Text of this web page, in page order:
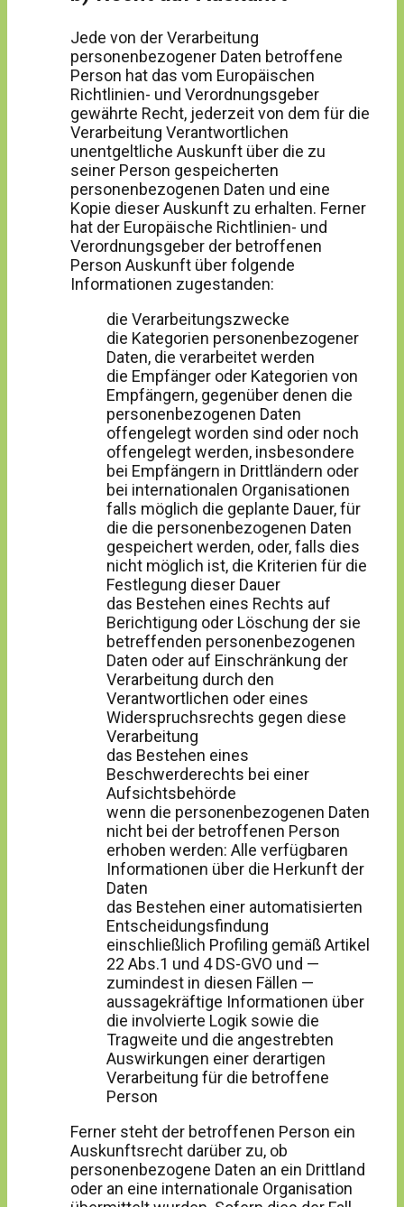
Jede von der Verarbeitung
personenbezogener Daten betroffene
Person hat das vom Europäischen
Richtlinien- und Verordnungsgeber
gewährte Recht, jederzeit von dem für die
Verarbeitung Verantwortlichen
unentgeltliche Auskunft über die zu
seiner Person gespeicherten
personenbezogenen Daten und eine
Kopie dieser Auskunft zu erhalten. Ferner
hat der Europäische Richtlinien- und
Verordnungsgeber der betroffenen
Person Auskunft über folgende
Informationen zugestanden:
die Verarbeitungszwecke
die Kategorien personenbezogener
Daten, die verarbeitet werden
die Empfänger oder Kategorien von
Empfängern, gegenüber denen die
personenbezogenen Daten
offengelegt worden sind oder noch
offengelegt werden, insbesondere
bei Empfängern in Drittländern oder
bei internationalen Organisationen
falls möglich die geplante Dauer, für
die die personenbezogenen Daten
gespeichert werden, oder, falls dies
nicht möglich ist, die Kriterien für die
Festlegung dieser Dauer
das Bestehen eines Rechts auf
Berichtigung oder Löschung der sie
betreffenden personenbezogenen
Daten oder auf Einschränkung der
Verarbeitung durch den
Verantwortlichen oder eines
Widerspruchsrechts gegen diese
Verarbeitung
das Bestehen eines
Beschwerderechts bei einer
Aufsichtsbehörde
wenn die personenbezogenen Daten
nicht bei der betroffenen Person
erhoben werden: Alle verfügbaren
Informationen über die Herkunft der
Daten
das Bestehen einer automatisierten
Entscheidungsfindung
einschließlich Profiling gemäß Artikel
22 Abs.1 und 4 DS-GVO und —
zumindest in diesen Fällen —
aussagekräftige Informationen über
die involvierte Logik sowie die
Tragweite und die angestrebten
Auswirkungen einer derartigen
Verarbeitung für die betroffene
Person
Ferner steht der betroffenen Person ein
Auskunftsrecht darüber zu, ob
personenbezogene Daten an ein Drittland
oder an eine internationale Organisation